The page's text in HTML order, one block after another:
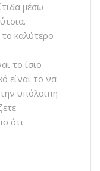
μέσω
καλύτερο
το ίσιο
είναι το να
υπόλοιπη
ότι